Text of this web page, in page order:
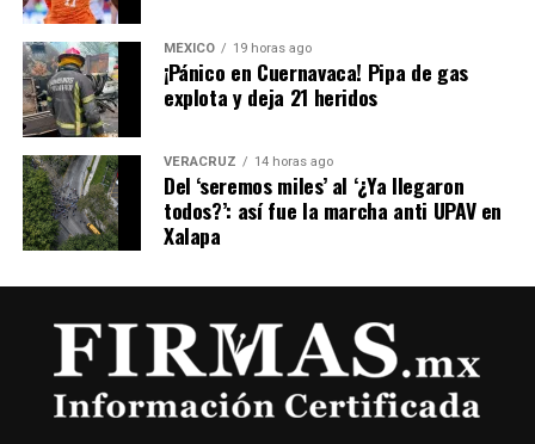
MÉXICO 19 horas ago
¡Pánico en Cuernavaca! Pipa de gas
explota y deja 21 heridos
VERACRUZ 14 horas ago
Del ‘seremos miles’ al ‘¿Ya llegaron
todos?’: así fue la marcha anti UPAV en
Xalapa